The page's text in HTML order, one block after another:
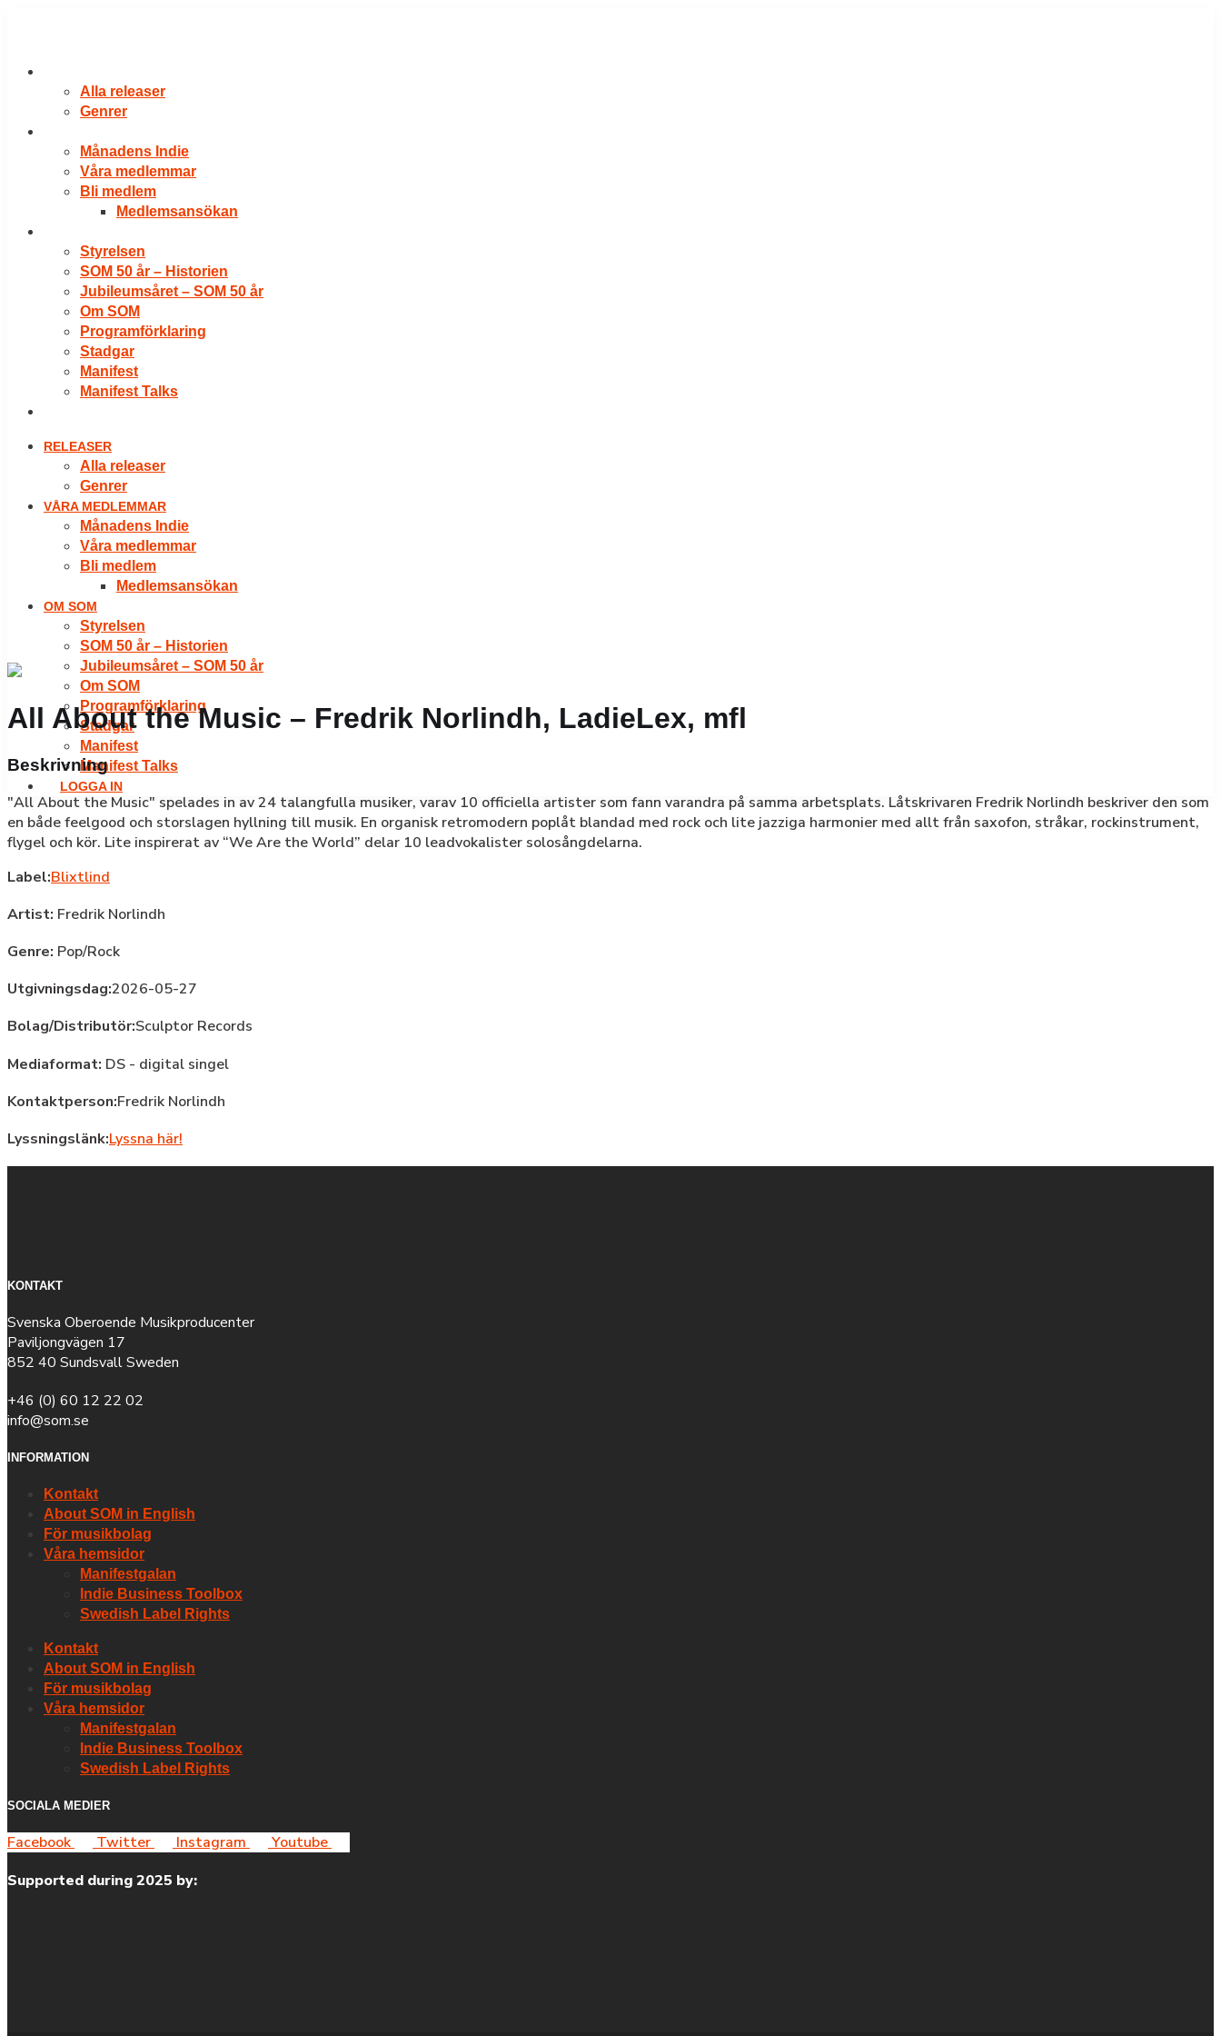
Alla releaser
Genrer
Månadens Indie
Våra medlemmar
Bli medlem
Medlemsansökan
Styrelsen
SOM 50 år – Historien
Jubileumsåret – SOM 50 år
Om SOM
Programförklaring
Stadgar
Manifest
Manifest Talks
RELEASER
Alla releaser
Genrer
VÅRA MEDLEMMAR
Månadens Indie
Våra medlemmar
Bli medlem
Medlemsansökan
OM SOM
Styrelsen
SOM 50 år – Historien
Jubileumsåret – SOM 50 år
Om SOM
Programförklaring
Stadgar
Manifest
Manifest Talks
LOGGA IN
All About the Music – Fredrik Norlindh, LadieLex, mfl
Beskrivning
"All About the Music" spelades in av 24 talangfulla musiker, varav 10 officiella artister som fann varandra på samma arbetsplats. Låtskrivaren Fredrik Norlindh beskriver den som
en både feelgood och storslagen hyllning till musik. En organisk retromodern poplåt blandad med rock och lite jazziga harmonier med allt från saxofon, stråkar, rockinstrument,
flygel och kör. Lite inspirerat av “We Are the World” delar 10 leadvokalister solosångdelarna.
Label:Blixtlind
Artist: Fredrik Norlindh
Genre: Pop/Rock
Utgivningsdag:2026-05-27
Bolag/Distributör:Sculptor Records
Mediaformat: DS - digital singel
Kontaktperson:Fredrik Norlindh
Lyssningslänk:Lyssna här!
KONTAKT
Svenska Oberoende Musikproducenter
Paviljongvägen 17
852 40 Sundsvall Sweden
+46 (0) 60 12 22 02
info@som.se
INFORMATION
Kontakt
About SOM in English
För musikbolag
Våra hemsidor
Manifestgalan
Indie Business Toolbox
Swedish Label Rights
Kontakt
About SOM in English
För musikbolag
Våra hemsidor
Manifestgalan
Indie Business Toolbox
Swedish Label Rights
SOCIALA MEDIER
Facebook Twitter Instagram
Youtube
Supported during 2025 by: